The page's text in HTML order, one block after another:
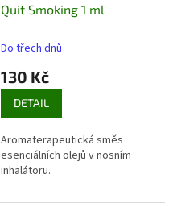
Quit Smoking 1 ml
Do třech dnů
130 Kč
DETAIL
Aromaterapeutická směs
esenciálních olejů v nosním
inhalátoru.